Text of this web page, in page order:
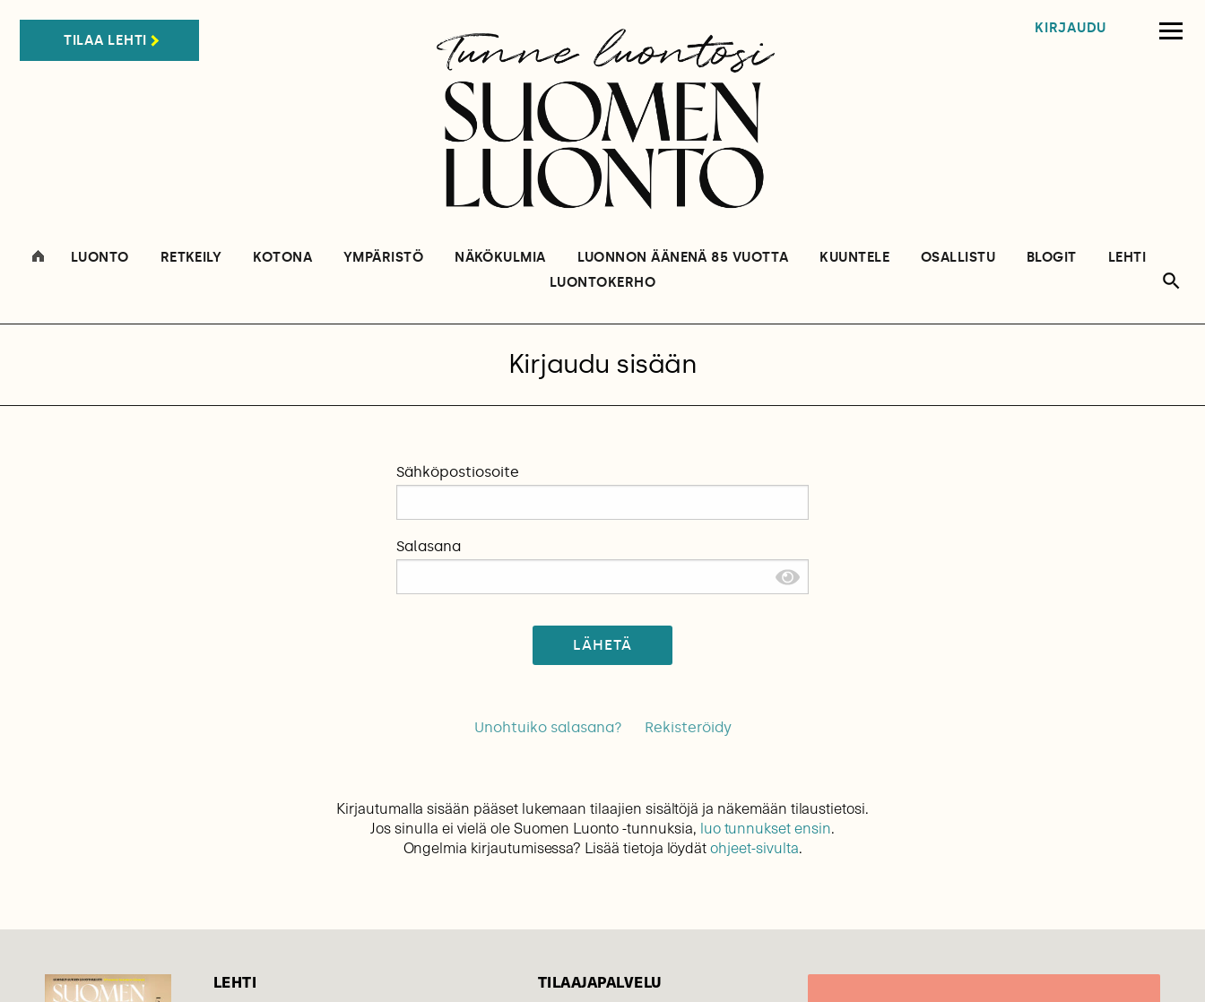
TILAA LEHTI
KIRJAUDU
LUONTO RETKEILY KOTONA YMPÄRISTÖ NÄKÖKULMIA LUONNON ÄÄNENÄ 85 VUOTTA KUUNTELE OSALLISTU BLOGIT
LEHTI
LUONTOKERHO
Kirjaudu sisään
Sähköpostiosoite
Salasana
LÄHETÄ
Unohtuiko salasana? Rekisteröidy
Kirjautumalla sisään pääset lukemaan tilaajien sisältöjä ja näkemään tilaustietosi.
Jos sinulla ei vielä ole Suomen Luonto -tunnuksia, luo tunnukset ensin.
Ongelmia kirjautumisessa? Lisää tietoja löydätohjeet-sivulta.
LEHTI TILAAJAPALVELU